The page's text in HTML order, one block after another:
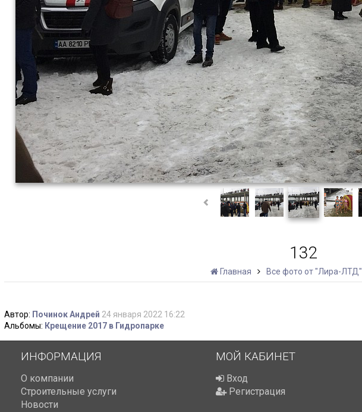
132
Главная Все фото от "Лира-ЛТД"
Автор: Починок Андрей 24 января 2022 16:22
Альбомы: Крещение 2017 в Гидропарке
ИНФОРМАЦИЯ
О компании
Строительные услуги
Новости
МОЙ КАБИНЕТ
Вход
Регистрация